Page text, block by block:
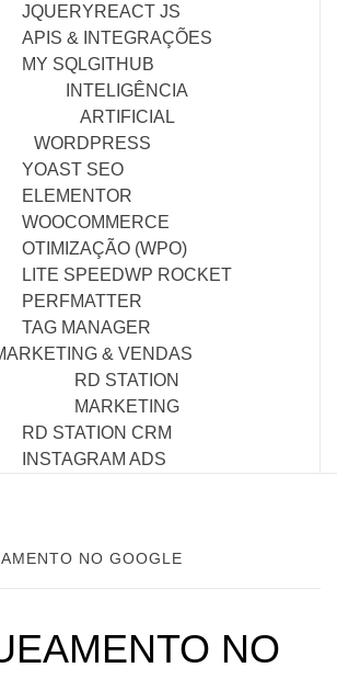
JQUERYREACT JS
APIS & INTEGRAÇÕES
MY SQLGITHUB
INTELIGÊNCIA
ARTIFICIAL
WORDPRESS
YOAST SEO
ELEMENTOR
WOOCOMMERCE
OTIMIZAÇÃO (WPO)
LITE SPEEDWP ROCKET
PERFMATTER
TAG MANAGER
& VENDAS
RD STATION
MARKETING
RD STATION CRM
INSTAGRAM ADS
NO GOOGLE
NO